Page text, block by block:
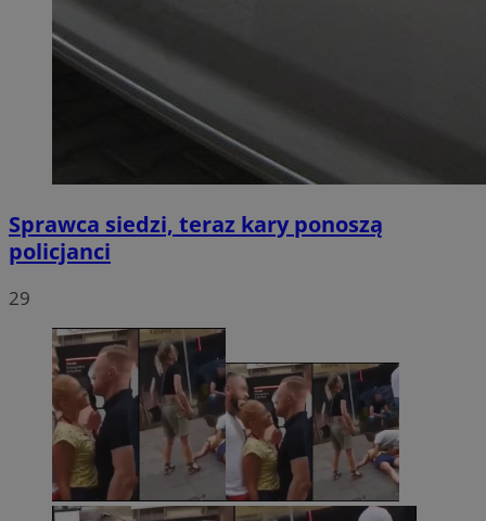
Sprawca siedzi, teraz kary ponoszą
policjanci
29